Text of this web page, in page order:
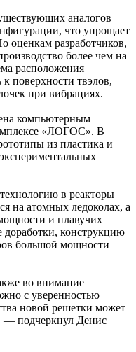
аналогов
что упрощает
оценкам разработчиков,
более чем на
расположения
поверхности твэлов,
при вибрациях.
компьютерным
«ЛОГОС». В
из пластика и
в реакторы
на атомных ледоколах, а
и плавучих
доработки, конструкцию
большой мощности
во внимание
с уверенностью
новой решетки может
— подчеркнул Денис